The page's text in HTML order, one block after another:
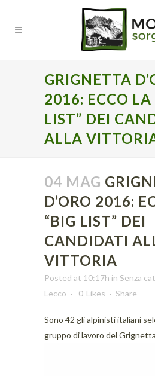
GRIGNETTA
2016: ECCO LA
LIST” DEI
ALLA
04 MAG
D’ORO 2016:
“BIG LIST” DEI
CANDIDATI
VITTORIA
Posted at 10:17h in Senza
Lecco
0 Likes Share
Sono 42 gli alpinisti italiani
gruppo di lavoro del Grignetta